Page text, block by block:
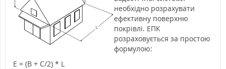
необхідно розрахувати
ефективну поверхню
покрівлі. ЕПК
розраховується за простою
формулою:
Е = (B + C/2) * L